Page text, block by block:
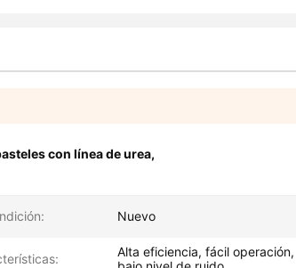
con línea de urea,
Nuevo
Alta eficiencia, fácil operación,